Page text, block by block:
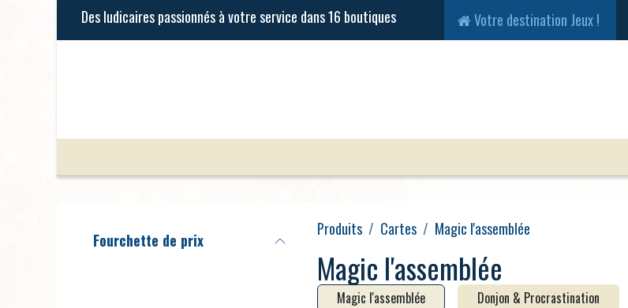
Se rendre au contenu
Votre destination Jeux !
Fourchette de prix
Produits Cartes Magic l'assemblée
Magic l'assemblée
Magic l'assemblée Donjon & Procrastination